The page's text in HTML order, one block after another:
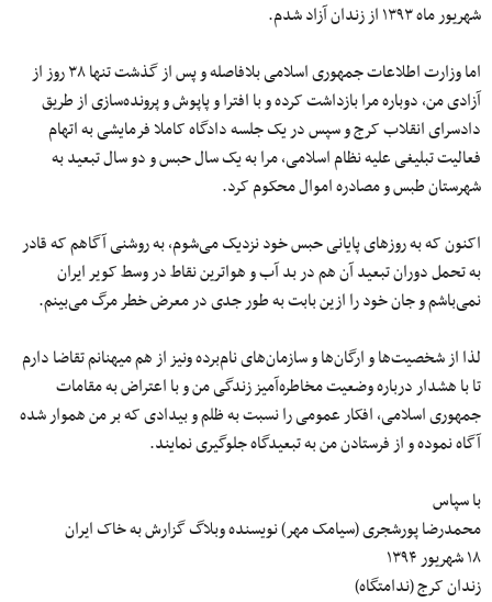
شهریور ماه ۱۳۹۳ از زندان آزاد شدم.
اما وزارت اطلاعات جمهوری اسلامی ‌بلافاصله و پس از گذشت تنها ۳۸ روز از
آزادی من، دوباره مرا بازداشت کرده و با افترا و پاپوش و پرونده‌سازی از طریق
دادسرای انقلاب کرج و سپس در یک جلسه دادگاه کاملا فرمایشی به اتهام
فعالیت تبلیغی علیه نظام اسلامی، مرا به یک سال حبس و دو سال تبعید به
شهرستان طبس و مصادره اموال محکوم کرد.
اکنون که به روزهای پایانی حبس خود نزدیک می‌شوم، به روشنی آگاهم که قادر
به تحمل دوران تبعید آن هم در بد آب و هواترین نقاط در وسط کویر ایران
نمی‌باشم و جان خود را ازین بابت به طور جدی در معرض خطر مرگ می‌بینم.
لذا از شخصیت‌ها و ارگان‌ها و سازمان‌های نام‌برده ونیز از هم میهنانم تقاضا دارم
تا با هشدار درباره وضعیت مخاطره‌آمیز زندگی من و با اعتراض به مقامات
جمهوری اسلامی، افکار عمومی ‌را نسبت به ظلم و بیدادی که بر من هموار شده
آگاه نموده و از فرستادن من به تبعیدگاه جلوگیری نمایند.
با سپاس
محمدرضا پورشجری (سیامک مهر) نویسنده وبلاگ گزارش به خاک ایران
۱۸ شهریور ۱۳۹۴
زندان کرج (ندامتگاه)